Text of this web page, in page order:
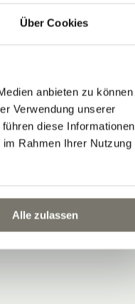
Über Cookies
anbieten zu können
Verwendung unserer
diese Informationen
Rahmen Ihrer Nutzung
Alle zulassen